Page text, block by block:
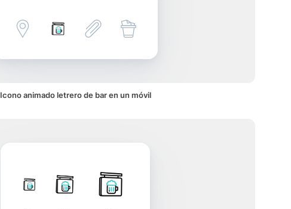
Icono animado letrero de bar en un móvil